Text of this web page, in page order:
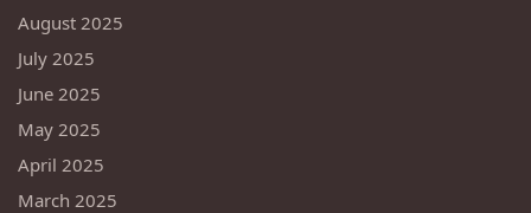
August 2025
July 2025
June 2025
May 2025
April 2025
March 2025